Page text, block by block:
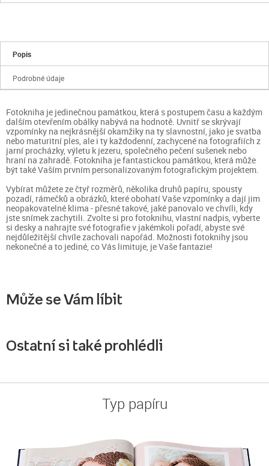
Popis
Podrobné údaje
Fotokniha je jedinečnou památkou, která s postupem času a každým
dalším otevřením obálky nabývá na hodnotě. Uvnitř se skrývají
vzpomínky na nejkrásnější okamžiky na ty slavnostní, jako je svatba
nebo maturitní ples, ale i ty každodenní, zachycené na fotografiích z
jarní procházky, výletu k jezeru, společného pečení sušenek nebo
hraní na zahradě. Fotokniha je fantastickou památkou, která může
být také Vaším prvním personalizovaným fotografickým projektem.
Vybírat můžete ze čtyř rozměrů, několika druhů papíru, spousty
pozadí, rámečků a obrázků, které obohatí Vaše vzpomínky a dají jim
neopakovatelné klima - přesné takové, jaké panovalo ve chvíli, kdy
jste snímek zachytili. Zvolte si pro fotoknihu, vlastní nadpis, vyberte
si desky a nahrajte své fotografie v jakémkoli pořadí, abyste své
nejdůležitější chvíle zachovali napořád. Možnosti fotoknihy jsou
nekonečné a to jediné, co Vás limituje, je Vaše fantazie!
Může se Vám líbit
Ostatní si také prohlédli
Typ papíru